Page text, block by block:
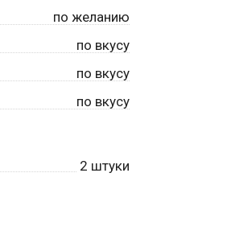
по желанию
по вкусу
по вкусу
по вкусу
2 штуки